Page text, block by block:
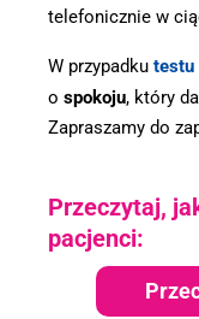
telefonicznie w
W przypadku testu
o spokoju, który
Zapraszamy do
Przeczytaj,
pacjenci: